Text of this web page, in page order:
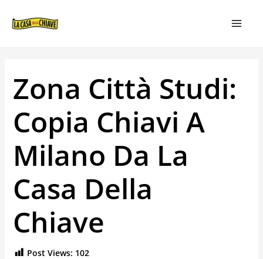
Zona Città Studi:
Copia Chiavi A
Milano Da La
Casa Della
Chiave
Post Views: 102
ARTICOLI